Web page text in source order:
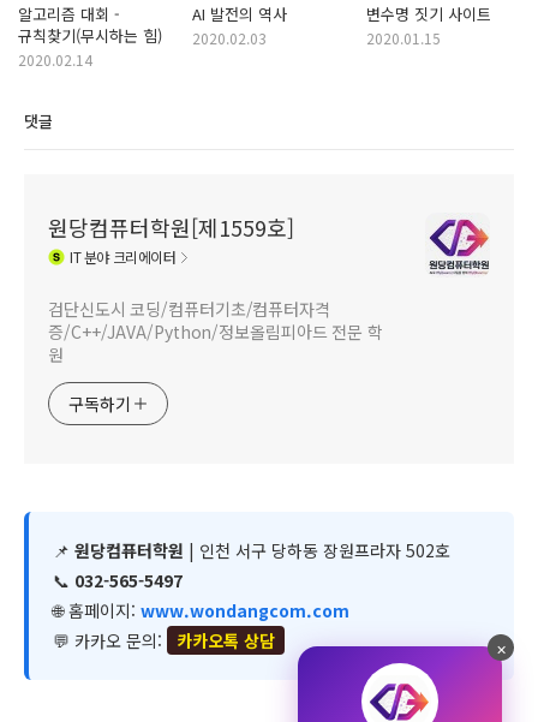
알고리즘 대회 -
규칙찾기(무시하는 힘)
2020.02.14
AI 발전의 역사
2020.02.03
변수명 짓기 사이트
2020.01.15
댓글
원당컴퓨터학원[제1559호]
IT분야 크리에이터
검단신도시 코딩/컴퓨터기초/컴퓨터자격
증/C++/JAVA/Python/정보올림피아드 전문 학
원
구독하기
📌 원당컴퓨터학원 | 인천 서구 당하동 장원프라자 502호
📞 032-565-5497
🌐 홈페이지: www.wondangcom.com
💬 카카오 문의:
카카오톡 상담 ✕